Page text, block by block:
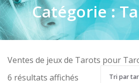
Catégorie :
Ventes de jeux de Tarots pour
6 résultats affichés